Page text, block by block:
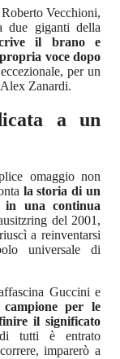
Vecchioni,
due giganti della
il brano e
voce dopo
per un
Zanardi.
a un
omaggio non
la storia di un
in una continua
del 2001,
a reinventarsi
universale di
Guccini e
per le
il significato
tutti è entrato
imparerò a